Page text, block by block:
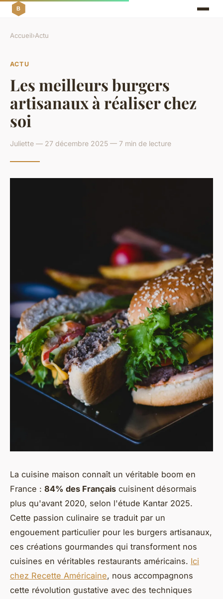
Accueil›Actu
ACTU
Les meilleurs burgers
artisanaux à réaliser chez
soi
Juliette — 27 décembre 2025 — 7 min de lecture
La cuisine maison connaît un véritable boom en
France : 84% des Français cuisinent désormais
plus qu'avant 2020, selon l'étude Kantar 2025.
Cette passion culinaire se traduit par un
engouement particulier pour les burgers artisanaux,
ces créations gourmandes qui transforment nos
cuisines en véritables restaurants américains. Ici
chez Recette Américaine, nous accompagnons
cette révolution gustative avec des techniques